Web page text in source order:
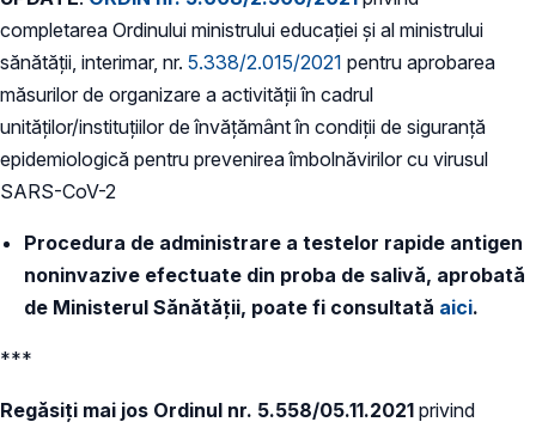
completarea Ordinului ministrului educației și al ministrului
sănătății, interimar, nr. 5.338/2.015/2021 pentru aprobarea
măsurilor de organizare a activității în cadrul
unităților/instituțiilor de învățământ în condiții de siguranță
epidemiologică pentru prevenirea îmbolnăvirilor cu virusul
SARS-CoV-2
Procedura de administrare a testelor rapide antigen
noninvazive efectuate din proba de salivă, aprobată
de Ministerul Sănătății, poate fi consultată aici.
***
Regăsiți mai jos Ordinul nr. 5.558/05.11.2021 privind